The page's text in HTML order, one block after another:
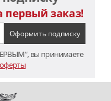
первый заказ!
вы принимаете